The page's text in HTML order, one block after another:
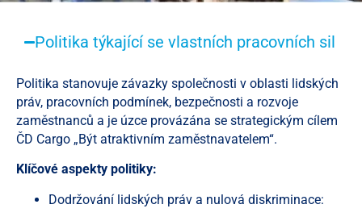
Politika týkající se vlastních pracovních sil
Politika stanovuje závazky společnosti v oblasti lidských
práv, pracovních podmínek, bezpečnosti a rozvoje
zaměstnanců a je úzce provázána se strategickým cílem
ČD Cargo „Být atraktivním zaměstnavatelem“.
Klíčové aspekty politiky:
Dodržování lidských práv a nulová diskriminace: